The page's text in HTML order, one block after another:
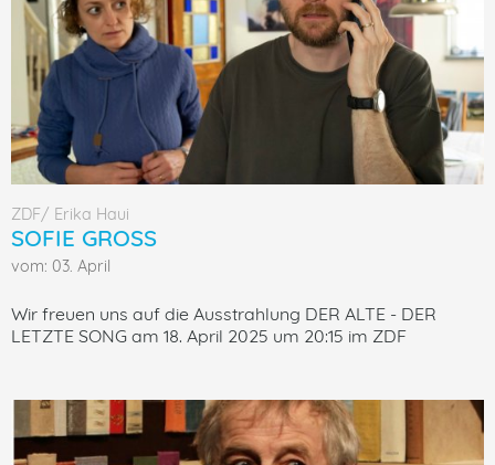
ZDF/ Erika Haui
SOFIE GROSS
vom: 03. April
Wir freuen uns auf die Ausstrahlung DER ALTE - DER
LETZTE SONG am 18. April 2025 um 20:15 im ZDF